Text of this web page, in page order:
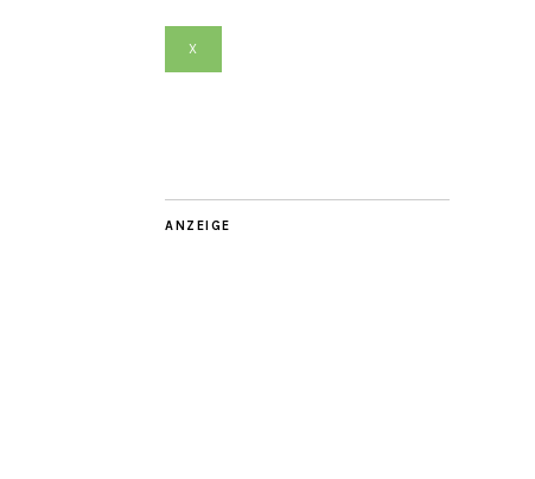
X
ANZEIGE